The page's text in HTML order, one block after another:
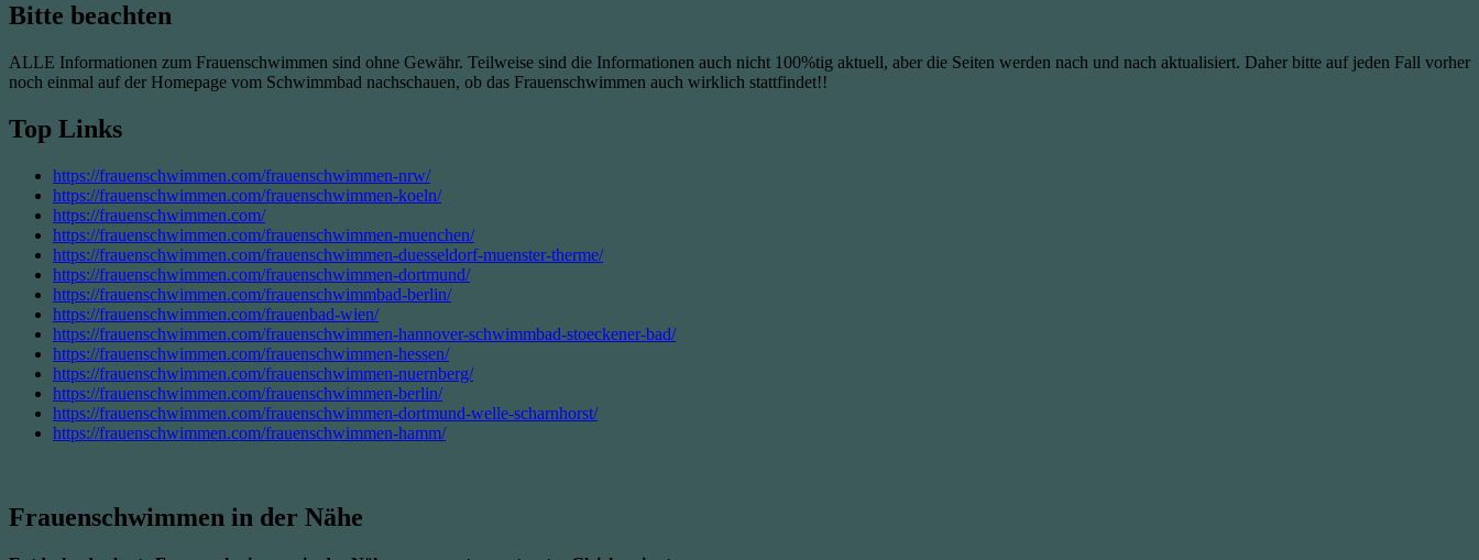
Bitte beachten
ALLE Informationen zum Frauenschwimmen sind ohne Gewähr. Teilweise sind die Informationen auch nicht 100%tig aktuell, aber die Seiten werden nach und nach aktualisiert. Daher bitte auf jeden Fall vorher
noch einmal auf der Homepage vom Schwimmbad nachschauen, ob das Frauenschwimmen auch wirklich stattfindet!!
Top Links
https://frauenschwimmen.com/frauenschwimmen-nrw/
https://frauenschwimmen.com/frauenschwimmen-koeln/
https://frauenschwimmen.com/
https://frauenschwimmen.com/frauenschwimmen-muenchen/
https://frauenschwimmen.com/frauenschwimmen-duesseldorf-muenster-therme/
https://frauenschwimmen.com/frauenschwimmen-dortmund/
https://frauenschwimmen.com/frauenschwimmbad-berlin/
https://frauenschwimmen.com/frauenbad-wien/
https://frauenschwimmen.com/frauenschwimmen-hannover-schwimmbad-stoeckener-bad/
https://frauenschwimmen.com/frauenschwimmen-hessen/
https://frauenschwimmen.com/frauenschwimmen-nuernberg/
https://frauenschwimmen.com/frauenschwimmen-berlin/
https://frauenschwimmen.com/frauenschwimmen-dortmund-welle-scharnhorst/
https://frauenschwimmen.com/frauenschwimmen-hamm/
Frauenschwimmen in der Nähe